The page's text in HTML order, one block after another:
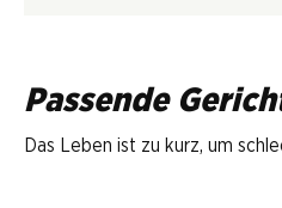
Passende
Das Leben ist zu kurz, um